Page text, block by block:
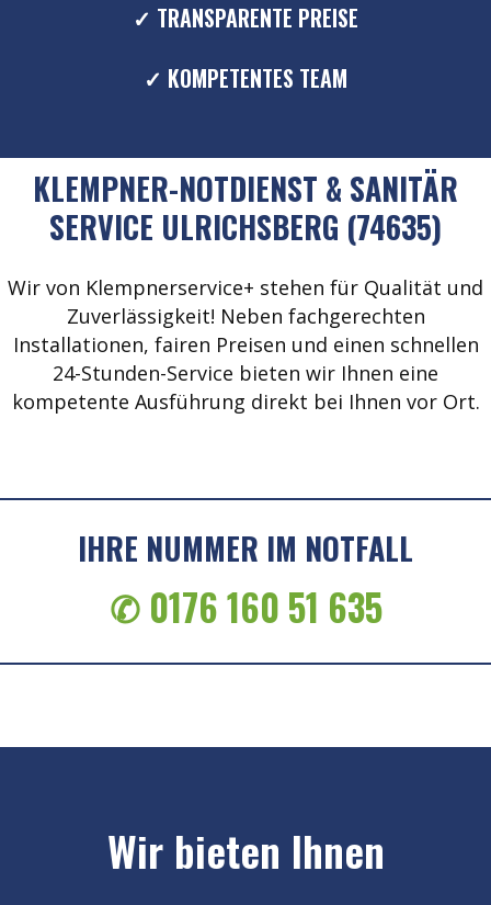
✓ TRANSPARENTE PREISE
✓ KOMPETENTES TEAM
KLEMPNER-NOTDIENST & SANITÄR
SERVICE ULRICHSBERG (74635)
Wir von Klempnerservice+ stehen für Qualität und
Zuverlässigkeit! Neben fachgerechten
Installationen, fairen Preisen und einen schnellen
24-Stunden-Service bieten wir Ihnen eine
kompetente Ausführung direkt bei Ihnen vor Ort.
IHRE NUMMER IM NOTFALL
✆ 0176 160 51 635
Wir bieten Ihnen